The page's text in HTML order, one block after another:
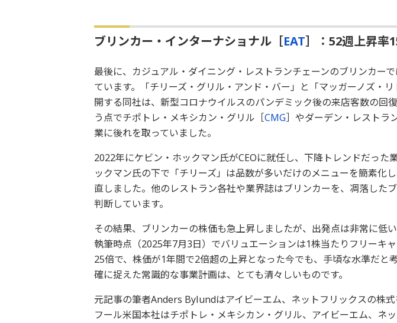
ブリンカー・インターナショナル［EAT］：52週上昇率
最後に、カジュアル・ダイニング・レストランチェーンのブリンカー
ています。「チリーズ・グリル・アンド・バー」と「マッガーノズ・
開する同社は、新型コロナウイルスのパンデミック後の来店客数の回
う点でチポトレ・メキシカン・グリル［CMG］やダーデン・レストラ
業に後れを取っていました。
2022年にケビン・ホックマン氏がCEOに就任し、下降トレンドだった
ックマン氏の下で「チリーズ」は品数が多いだけのメニューを簡素化
直しました。他のレストラン各社や業界誌はブリンカーを、凋落した
判断しています。
その結果、ブリンカーの株価も急上昇しましたが、出発点は非常に低
執筆時点（2025年7月3日）でバリュエーションは1株当たりフリーキ
25倍で、株価が1年間で2倍超の上昇となった今でも、手頃な水準だと
確に捉えた常識的な事業計画は、とても清々しいものです。
元記事の筆者Anders Bylundはアイビーエム、ネットフリックスの株
フール米国本社はチポトレ・メキシカン・グリル、アイビーエム、ネ